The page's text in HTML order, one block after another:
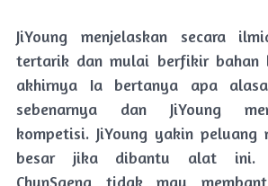
JiYoung menjelaskan secara
tertarik dan mulai berfikir bahan
akhirnya Ia bertanya apa
sebenarnya dan JiYoung
kompetisi. JiYoung yakin peluang
besar jika dibantu alat ini.
ChunSaeng tidak mau